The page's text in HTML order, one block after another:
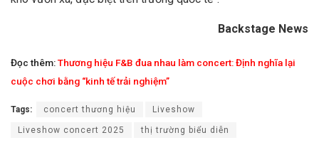
Backstage News
Đọc thêm:Thương hiệu F&B đua nhau làm concert: Định nghĩa lại
cuộc chơi bằng “kinh tế trải nghiệm”
Tags: concert thương hiệu Liveshow
Liveshow concert 2025 thị trường biểu diễn